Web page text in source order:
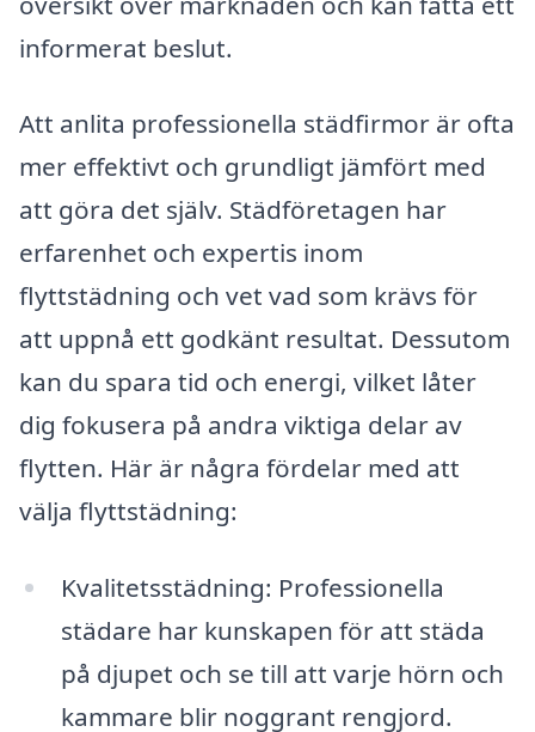
informerat beslut.
Att anlita professionella städfirmor är ofta
mer effektivt och grundligt jämfört med
att göra det själv. Städföretagen har
erfarenhet och expertis inom
flyttstädning och vet vad som krävs för
att uppnå ett godkänt resultat. Dessutom
kan du spara tid och energi, vilket låter
dig fokusera på andra viktiga delar av
flytten. Här är några fördelar med att
välja flyttstädning:
Kvalitetsstädning: Professionella
städare har kunskapen för att städa
på djupet och se till att varje hörn och
kammare blir noggrant rengjord.